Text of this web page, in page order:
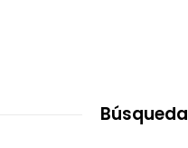
Búsqueda